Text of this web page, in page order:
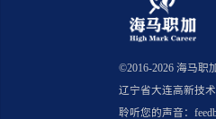
上
下